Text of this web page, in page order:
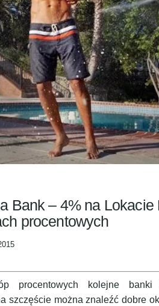
Bank – 4% na
procentowych
procentowych kolejne banki
szczęście można znaleźć dobre